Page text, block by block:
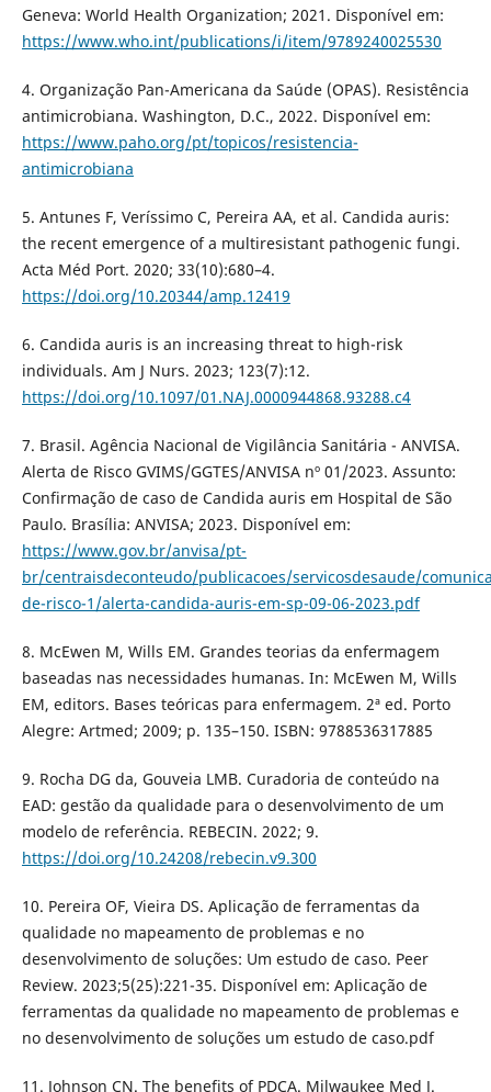
Geneva: World Health Organization; 2021. Disponível em:
https://www.who.int/publications/i/item/9789240025530
4. Organização Pan-Americana da Saúde (OPAS). Resistência
antimicrobiana. Washington, D.C., 2022. Disponível em:
https://www.paho.org/pt/topicos/resistencia-
antimicrobiana
5. Antunes F, Veríssimo C, Pereira AA, et al. Candida auris:
the recent emergence of a multiresistant pathogenic fungi.
Acta Méd Port. 2020; 33(10):680–4.
https://doi.org/10.20344/amp.12419
6. Candida auris is an increasing threat to high-risk
individuals. Am J Nurs. 2023; 123(7):12.
https://doi.org/10.1097/01.NAJ.0000944868.93288.c4
7. Brasil. Agência Nacional de Vigilância Sanitária - ANVISA.
Alerta de Risco GVIMS/GGTES/ANVISA nº 01/2023. Assunto:
Confirmação de caso de Candida auris em Hospital de São
Paulo. Brasília: ANVISA; 2023. Disponível em:
https://www.gov.br/anvisa/pt-
br/centraisdeconteudo/publicacoes/servicosdesaude/
de-risco-1/alerta-candida-auris-em-sp-09-06-2023.pdf
8. McEwen M, Wills EM. Grandes teorias da enfermagem
baseadas nas necessidades humanas. In: McEwen M, Wills
EM, editors. Bases teóricas para enfermagem. 2ª ed. Porto
Alegre: Artmed; 2009; p. 135–150. ISBN: 9788536317885
9. Rocha DG da, Gouveia LMB. Curadoria de conteúdo na
EAD: gestão da qualidade para o desenvolvimento de um
modelo de referência. REBECIN. 2022; 9.
https://doi.org/10.24208/rebecin.v9.300
10. Pereira OF, Vieira DS. Aplicação de ferramentas da
qualidade no mapeamento de problemas e no
desenvolvimento de soluções: Um estudo de caso. Peer
Review. 2023;5(25):221-35. Disponível em: Aplicação de
ferramentas da qualidade no mapeamento de problemas e
no desenvolvimento de soluções um estudo de caso.pdf
11. Johnson CN. The benefits of PDCA. Milwaukee Med J.